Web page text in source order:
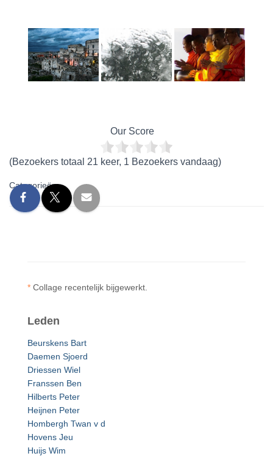
Our Score
(Bezoekers totaal 21 keer, 1 Bezoekers vandaag)
Categorieën:
* Collage recentelijk bijgewerkt.
Leden
Beurskens Bart
Daemen Sjoerd
Driessen Wiel
Franssen Ben
Hilberts Peter
Heijnen Peter
Hombergh Twan v d
Hovens Jeu
Huijs Wim